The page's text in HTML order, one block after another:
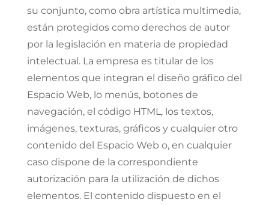
su conjunto, como obra artística multimedia,
están protegidos como derechos de autor
por la legislación en materia de propiedad
intelectual. La empresa es titular de los
elementos que integran el diseño gráfico del
Espacio Web, lo menús, botones de
navegación, el código HTML, los textos,
imágenes, texturas, gráficos y cualquier otro
contenido del Espacio Web o, en cualquier
caso dispone de la correspondiente
autorización para la utilización de dichos
elementos. El contenido dispuesto en el